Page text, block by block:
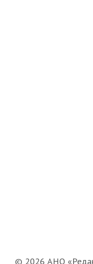
© 2026 АНО